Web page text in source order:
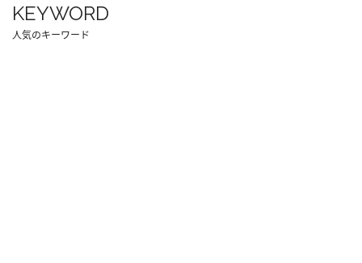
KEYWORD
人気のキーワード